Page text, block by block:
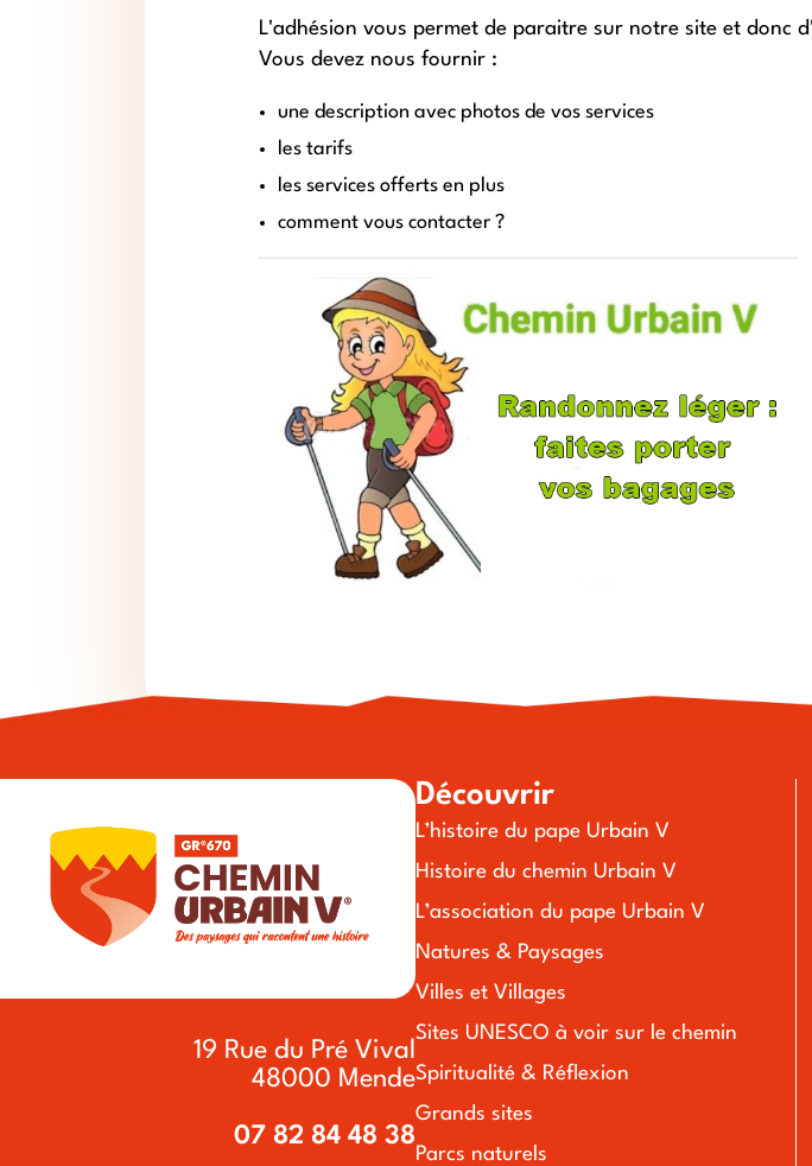
L'adhésion vous permet de paraitre sur notre site et donc
Vous devez nous fournir :
une description avec photos de vos services
les tarifs
les services offerts en plus
comment vous contacter ?
19 Rue du Pré Vival
48000 Mende
07 82 84 48 38
Découvrir
L’histoire du pape Urbain V
Histoire du chemin Urbain V
L’association du pape Urbain V
Natures & Paysages
Villes et Villages
Sites UNESCO à voir sur le chemin
Spiritualité & Réflexion
Grands sites
Parcs naturels